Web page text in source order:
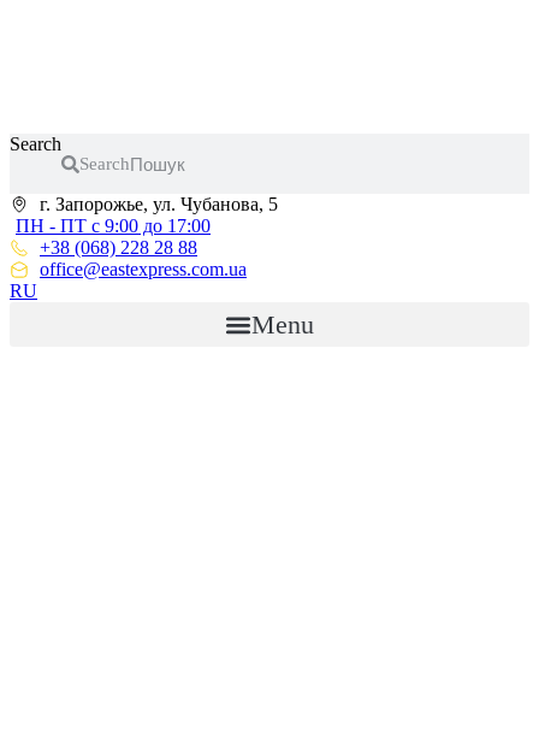
Search
Search
г. Запорожье, ул. Чубанова, 5
ПН - ПТ с 9:00 до 17:00
+38 (068) 228 28 88
office@eastexpress.com.ua
RU
Menu